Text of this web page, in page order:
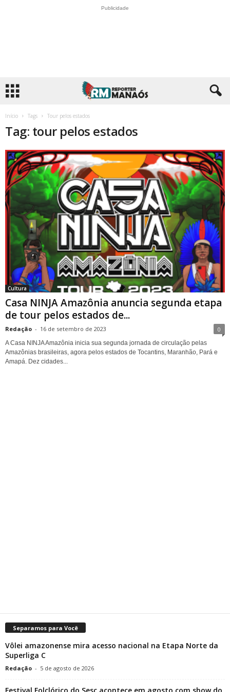
Publicidade
Início Tags Tour pelos estados
Tag: tour pelos estados
Cultura
Casa NINJA Amazônia anuncia segunda etapa
de tour pelos estados de...
Redação - 16 de setembro de 2023 0
A Casa NINJA Amazônia inicia sua segunda jornada de circulação pelas
Amazônias brasileiras, agora pelos estados de Tocantins, Maranhão, Pará e
Amapá. Dez cidades...
Separamos para Você
Vôlei amazonense mira acesso nacional na Etapa Norte da
Superliga C
Redação - 5 de agosto de 2026
Festival Folclórico do Sesc acontece em agosto com show do